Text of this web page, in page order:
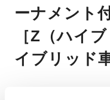
ーナメント付
［Z（ハイ
イブリッド